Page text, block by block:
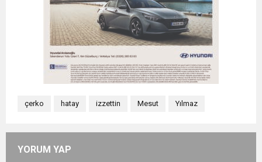
çerko hatay izzettin Mesut Yılmaz
YORUM YAP